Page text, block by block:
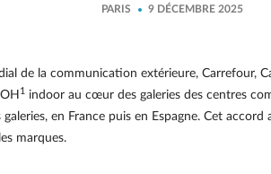
PARIS 9 DÉCEMBRE 2025
de la communication extérieure, Carrefour,
1 indoor au cœur des galeries des centres
en France puis en Espagne. Cet
marques.